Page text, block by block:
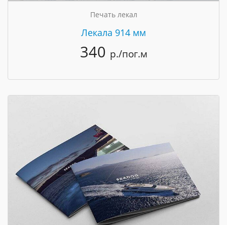
Печать лекал
Лекала 914 мм
340 р./пог.м